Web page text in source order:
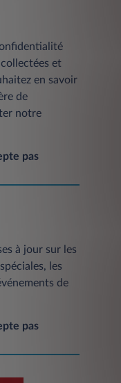
et
en savoir
de
notre
pas
à jour sur les
les
de
pas